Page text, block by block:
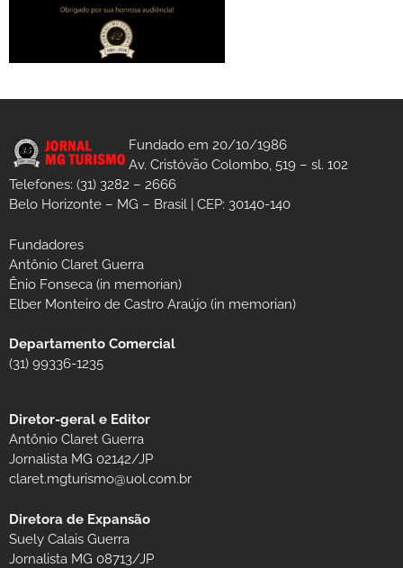
Fundado em 20/10/1986
Av. Cristóvão Colombo, 519 – sl. 102
Telefones: (31) 3282 – 2666
Belo Horizonte – MG – Brasil | CEP: 30140-140
Fundadores
Antônio Claret Guerra
Ênio Fonseca (in memorian)
Elber Monteiro de Castro Araújo (in memorian)
Departamento Comercial
(31) 99336-1235
Diretor-geral e Editor
Antônio Claret Guerra
Jornalista MG 02142/JP
claret.mgturismo@uol.com.br
Diretora de Expansão
Suely Calais Guerra
Jornalista MG 08713/JP